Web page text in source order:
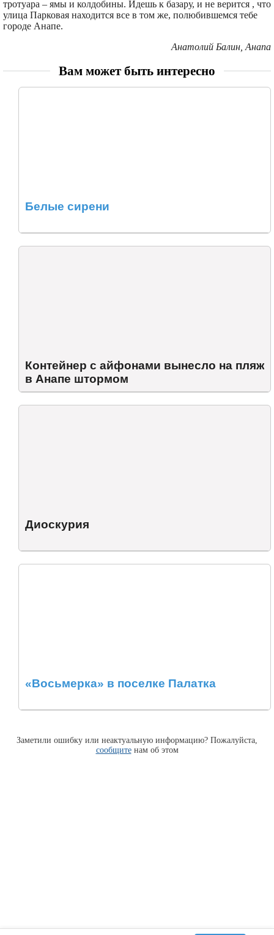
тротуара – ямы и колдобины. Идешь к базару, и не верится , что
улица Парковая находится все в том же, полюбившемся тебе
городе Анапе.
Анатолий Балин, Анапа
Вам может быть интересно
Белые сирени
Контейнер с айфонами вынесло на пляж
в Анапе штормом
Диоскурия
«Восьмерка» в поселке Палатка
Заметили ошибку или неактуальную информацию? Пожалуйста,
сообщитенам об этом